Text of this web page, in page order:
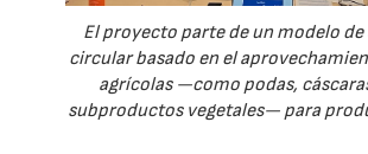
El proyecto parte de un modelo
circular basado en el
agrícolas —como podas,
subproductos vegetales— para